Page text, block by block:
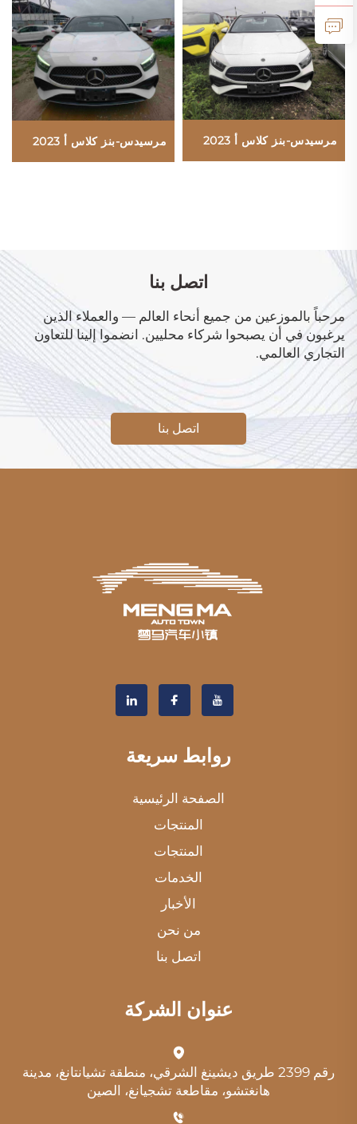
مرسيدس-بنز كلاس أ 2023 مرسيدس-بنز كلاس أ 2023
اتصل بنا
مرحباً بالموزعين من جميع أنحاء العالم — والعملاء الذين
يرغبون في أن يصبحوا شركاء محليين. انضموا إلينا للتعاون
التجاري العالمي.
اتصل بنا
روابط سريعة
الصفحة الرئيسية
المنتجات
المنتجات
الخدمات
الأخبار
من نحن
اتصل بنا
عنوان الشركة
رقم 2399 طريق ديشينغ الشرقي، منطقة تشيانتانغ، مدينة
هانغتشو، مقاطعة تشجيانغ، الصين